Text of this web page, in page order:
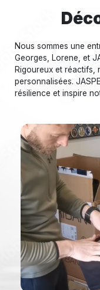
Nous sommes une
Georges, Lorene, et
Rigoureux et réactifs,
personnalisées.
résilience et inspire